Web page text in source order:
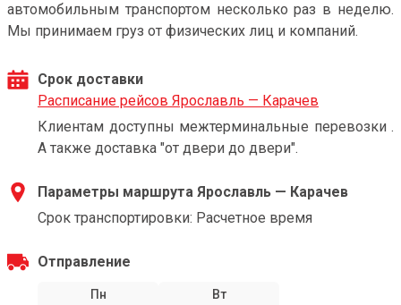
автомобильным транспортом несколько раз в неделю.
Мы принимаем груз от физических лиц и компаний.
Срок доставки
Расписание рейсов Ярославль — Карачев
Клиентам доступны межтерминальные перевозки .
А также доставка "от двери до двери".
Параметры маршрута Ярославль — Карачев
Срок транспортировки: Расчетное время
Отправление
Пн
Вт